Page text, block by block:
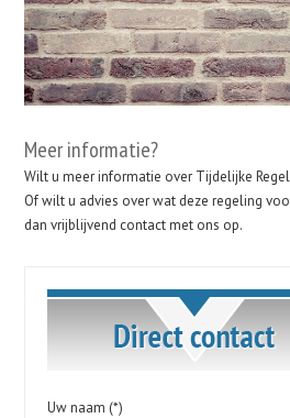
Meer informatie?
Wilt u meer informatie over Tijdelijke
Of wilt u advies over wat deze regeling
dan vrijblijvend contact met ons op.
Uw naam (*)